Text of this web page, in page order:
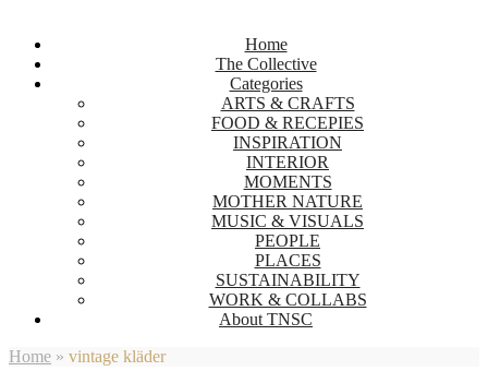
Home
The Collective
Categories
ARTS & CRAFTS
FOOD & RECEPIES
INSPIRATION
INTERIOR
MOMENTS
MOTHER NATURE
MUSIC & VISUALS
PEOPLE
PLACES
SUSTAINABILITY
WORK & COLLABS
About TNSC
Home » vintage kläder